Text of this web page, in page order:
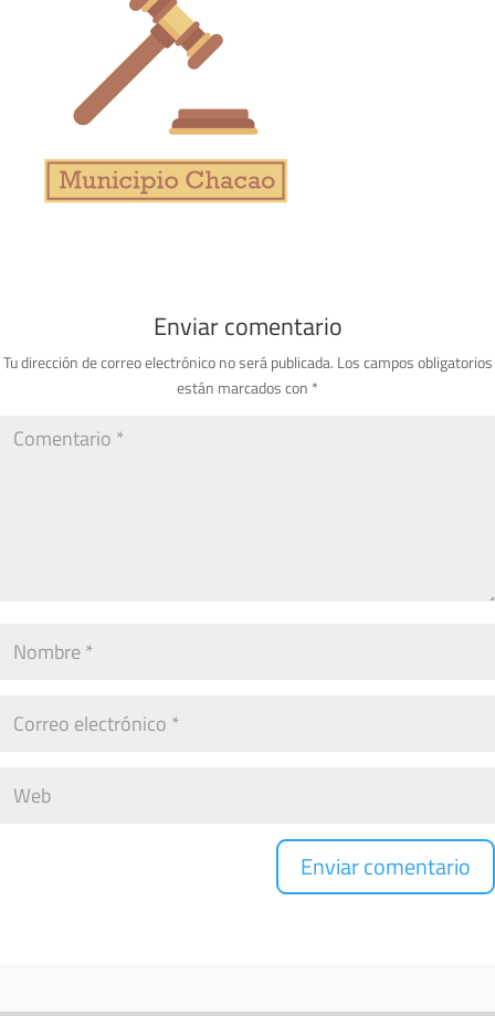
Enviar comentario
Tu dirección de correo electrónico no será publicada. Los campos obligatorios
están marcados con *